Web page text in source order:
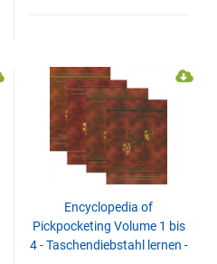
Encyclopedia of
Pickpocketing Volume 1 bis
4 - Taschendiebstahl lernen -